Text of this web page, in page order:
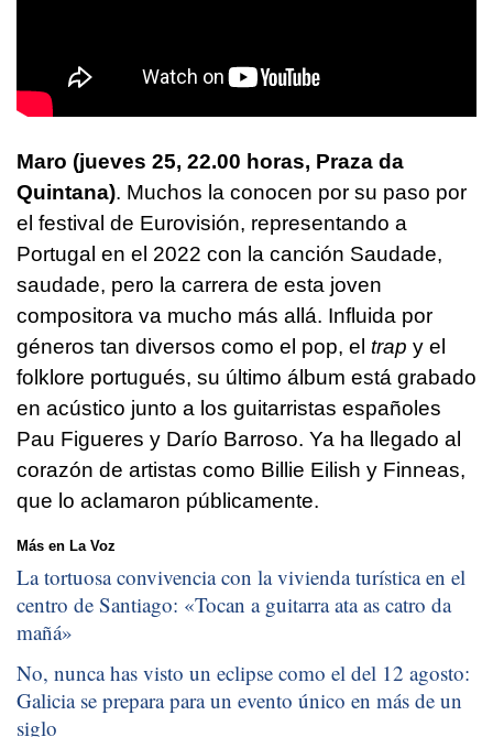
Maro (jueves 25, 22.00 horas, Praza da
Quintana). Muchos la conocen por su paso por
el festival de Eurovisión, representando a
Portugal en el 2022 con la canción Saudade,
saudade, pero la carrera de esta joven
compositora va mucho más allá. Influida por
géneros tan diversos como el pop, el trap y el
folklore portugués, su último álbum está grabado
en acústico junto a los guitarristas españoles
Pau Figueres y Darío Barroso. Ya ha llegado al
corazón de artistas como Billie Eilish y Finneas,
que lo aclamaron públicamente.
Más en La Voz
La tortuosa convivencia con la vivienda turística en el
centro de Santiago: «Tocan a guitarra ata as catro da
mañá»
No, nunca has visto un eclipse como el del 12 agosto:
Galicia se prepara para un evento único en más de un
siglo